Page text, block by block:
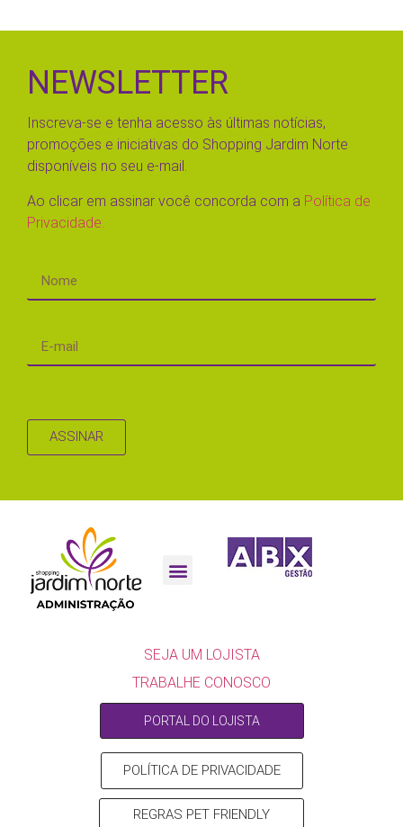
NEWSLETTER
Inscreva-se e tenha acesso às últimas notícias,
promoções e iniciativas do Shopping Jardim Norte
disponíveis no seu e-mail.
Ao clicar em assinar você concorda com a Política de
Privacidade.
ASSINAR
SEJA UM LOJISTA
TRABALHE CONOSCO
PORTAL DO LOJISTA
POLÍTICA DE PRIVACIDADE
REGRAS PET FRIENDLY